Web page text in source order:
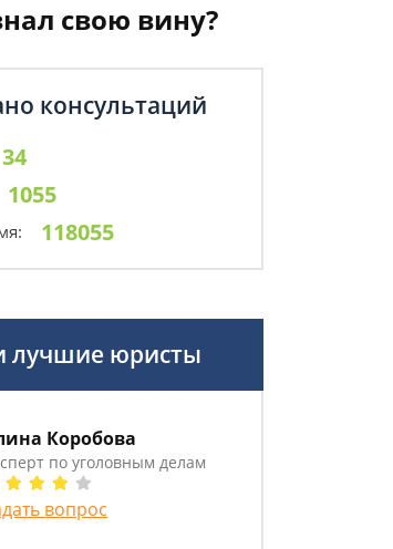
свою вину?
консультаций
34
1055
118055
лучшие юристы
Коробова
по уголовным делам
вопрос